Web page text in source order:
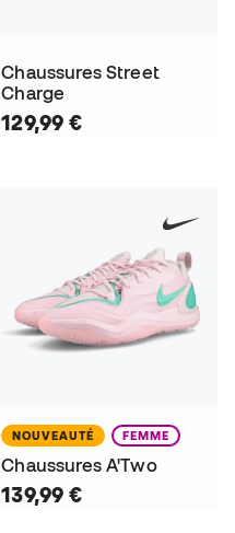
Chaussures Street
Charge
129,99 €
NOUVEAUTÉ FEMME
Chaussures A'Two
139,99 €